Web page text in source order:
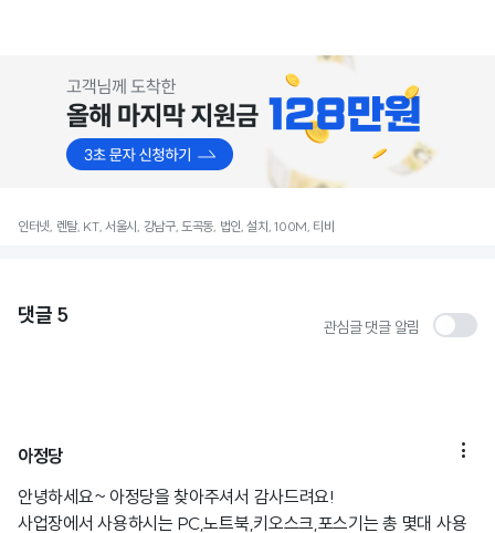
인터넷, 렌탈, KT, 서울시, 강남구, 도곡동, 법인, 설치, 100M, 티비
댓글 5 관심글 댓글 알림
아정당 
안녕하세요~ 아정당을 찾아주셔서 감사드려요!
사업장에서 사용하시는 PC,노트북,키오스크,포스기는 총 몇대 사용